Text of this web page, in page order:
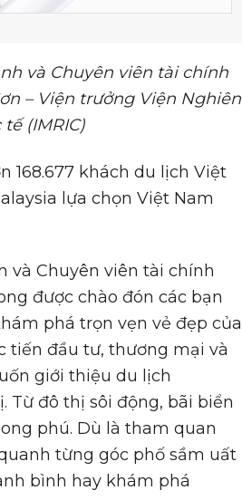
và Chuyên viên tài chính
– Viện trưởng Viện Nghiên
(IMRIC)
168.677 khách du lịch Việt
lựa chọn Việt Nam
và Chuyên viên tài chính
được chào đón các bạn
phá trọn vẹn vẻ đẹp của
tiến đầu tư, thương mại và
giới thiệu du lịch
Từ đô thị sôi động, bãi biển
phú. Dù là tham quan
từng góc phố sầm uất
bình hay khám phá